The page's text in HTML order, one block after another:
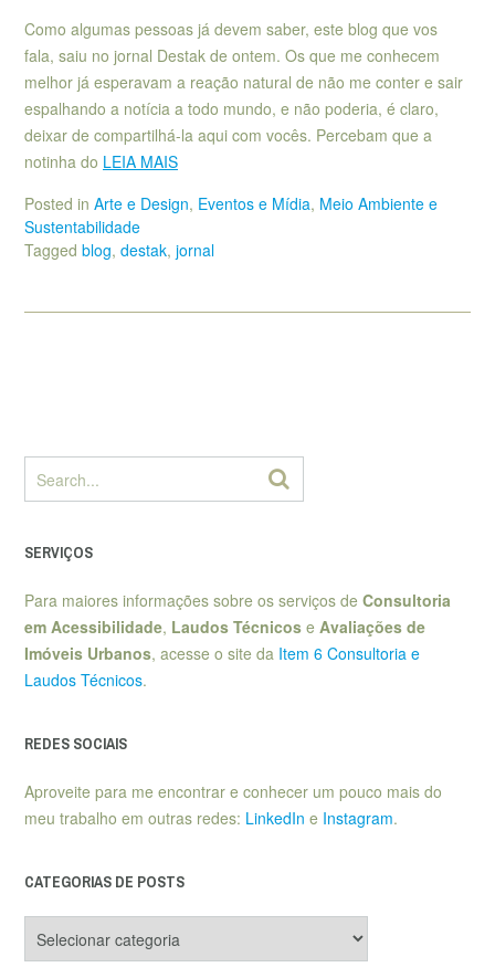
Como algumas pessoas já devem saber, este blog que vos
fala, saiu no jornal Destak de ontem. Os que me conhecem
melhor já esperavam a reação natural de não me conter e sair
espalhando a notícia a todo mundo, e não poderia, é claro,
deixar de compartilhá-la aqui com vocês. Percebam que a
notinha do LEIA MAIS
Posted in Arte e Design, Eventos e Mídia, Meio Ambiente e
Sustentabilidade
Tagged blog, destak, jornal
SERVIÇOS
Para maiores informações sobre os serviços de Consultoria
em Acessibilidade, Laudos Técnicos e Avaliações de
Imóveis Urbanos, acesse o site da Item 6 Consultoria e
Laudos Técnicos.
REDES SOCIAIS
Aproveite para me encontrar e conhecer um pouco mais do
meu trabalho em outras redes: LinkedIn e Instagram.
CATEGORIAS DE POSTS
de